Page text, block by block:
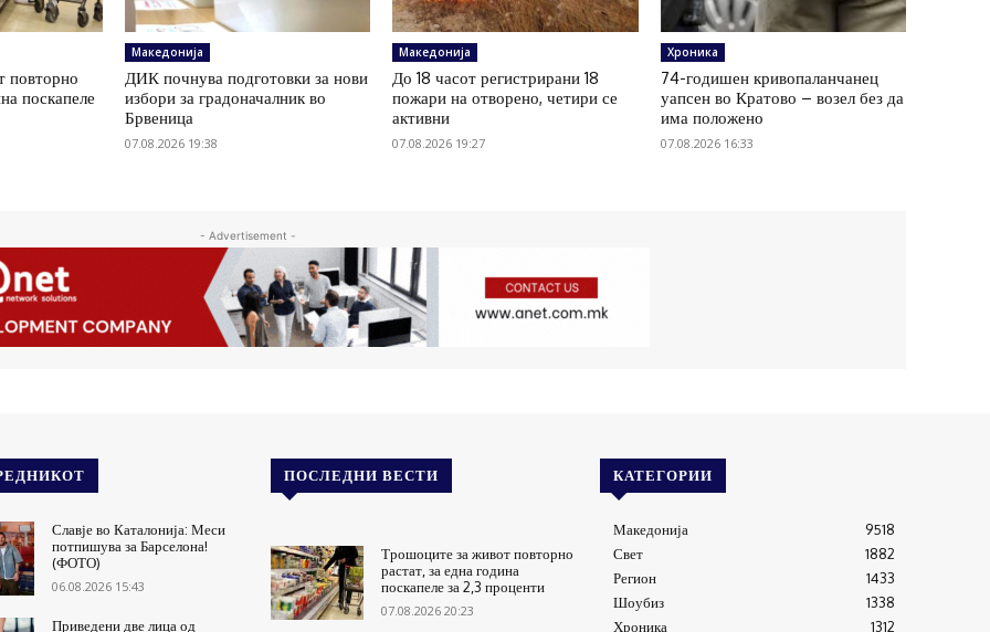
повторно
поскапеле
Македонија
ДИК почнува подготовки за нови
избори за градоначалник во
Брвеница
07.08.2026 19:38
Македонија
До 18 часот регистрирани 18
пожари на отворено, четири се
активни
07.08.2026 19:27
Хроника
74-годишен кривопаланчанец
уапсен во Кратово – возел без да
има положено
07.08.2026 16:33
- Advertisement -
Славје во Каталонија: Меси
потпишува за Барселона!
(ФОТО)
06.08.2026 15:43
Приведени две лица од
ПОСЛЕДНИ ВЕСТИ
Трошоците за живот повторно
растат, за една година
поскапеле за 2,3 проценти
07.08.2026 20:23
КАТЕГОРИИ
Македонија
9518
Свет
1882
Регион
1433
Шоубиз
1338
Хроника
1312